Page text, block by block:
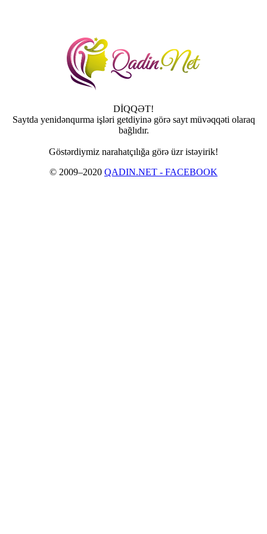
DİQQƏT!
Saytda yenidənqurma işləri getdiyinə görə sayt müvəqqəti olaraq
bağlıdır.
Göstərdiymiz narahatçılığa görə üzr istəyirik!
© 2009–2020 QADIN.NET - FACEBOOK